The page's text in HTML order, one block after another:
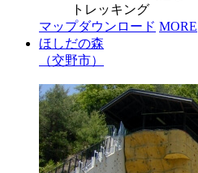
トレッキング
マップダウンロード MORE
ほしだの森
（交野市）